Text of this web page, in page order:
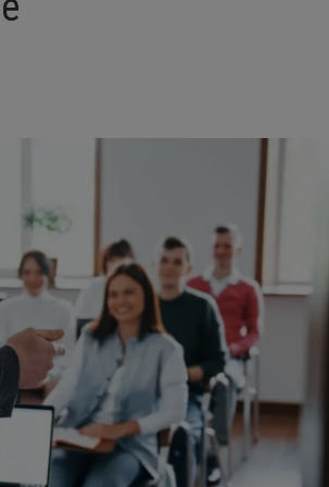
pe DN1E Brașov – Poiana Brașov după un